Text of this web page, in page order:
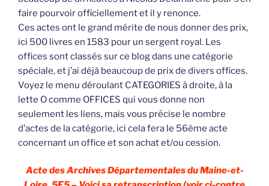
faire pourvoir officiellement et il y renonce.
Ces actes ont le grand mérite de nous donner des prix,
ici 500 livres en 1583 pour un sergent royal. Les
offices sont classés sur ce blog dans une catégorie
spéciale, et j’ai déjà beaucoup de prix de divers offices.
Voyez le menu déroulant CATEGORIES à droite, à la
lette O comme OFFICES qui vous donne non
seulement les liens, mais vous précise le nombre
d’actes de la catégorie, ici cela fera le 56ème acte
concernant un office et son achat et/ou cession.
Acte des Archives Départementales du Maine-et-